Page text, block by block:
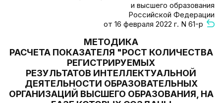
и высшего образования
Российской Федерации
от 16 февраля 2022 г. N 61-р
МЕТОДИКА
РАСЧЕТА ПОКАЗАТЕЛЯ "РОСТ КОЛИЧЕСТВА
РЕГИСТРИРУЕМЫХ
РЕЗУЛЬТАТОВ ИНТЕЛЛЕКТУАЛЬНОЙ
ДЕЯТЕЛЬНОСТИ ОБРАЗОВАТЕЛЬНЫХ
ОРГАНИЗАЦИЙ ВЫСШЕГО ОБРАЗОВАНИЯ, НА